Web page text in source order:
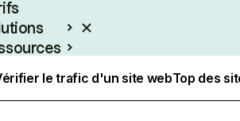
le trafic d'un site webTop des